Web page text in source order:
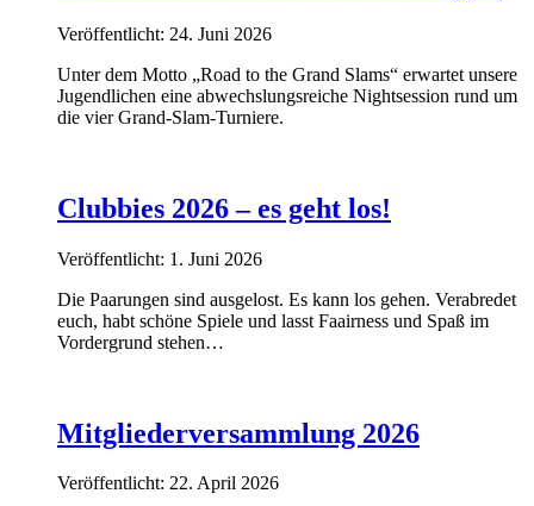
Veröffentlicht: 24. Juni 2026
Unter dem Motto „Road to the Grand Slams“ erwartet unsere
Jugendlichen eine abwechslungsreiche Nightsession rund um
die vier Grand-Slam-Turniere.
Clubbies 2026 – es geht los!
Veröffentlicht: 1. Juni 2026
Die Paarungen sind ausgelost. Es kann los gehen. Verabredet
euch, habt schöne Spiele und lasst Faairness und Spaß im
Vordergrund stehen…
Mitgliederversammlung 2026
Veröffentlicht: 22. April 2026